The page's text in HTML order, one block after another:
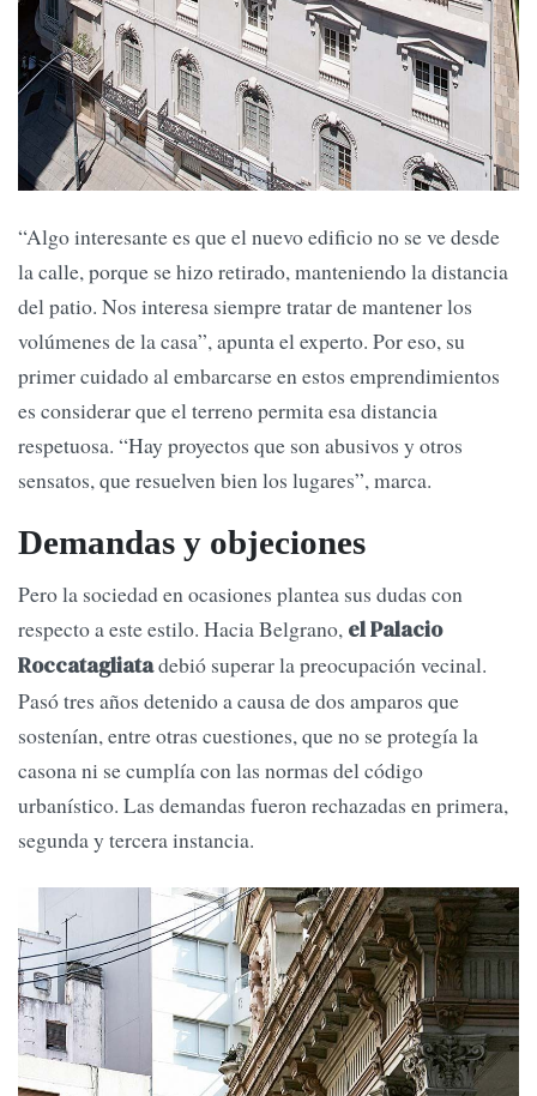
“Algo interesante es que el nuevo edificio no se ve desde
la calle, porque se hizo retirado, manteniendo la distancia
del patio. Nos interesa siempre tratar de mantener los
volúmenes de la casa”, apunta el experto. Por eso, su
primer cuidado al embarcarse en estos emprendimientos
es considerar que el terreno permita esa distancia
respetuosa. “Hay proyectos que son abusivos y otros
sensatos, que resuelven bien los lugares”, marca.
Demandas y objeciones
Pero la sociedad en ocasiones plantea sus dudas con
respecto a este estilo. Hacia Belgrano, el Palacio
Roccatagliatadebió superar la preocupación vecinal.
Pasó tres años detenido a causa de dos amparos que
sostenían, entre otras cuestiones, que no se protegía la
casona ni se cumplía con las normas del código
urbanístico. Las demandas fueron rechazadas en primera,
segunda y tercera instancia.